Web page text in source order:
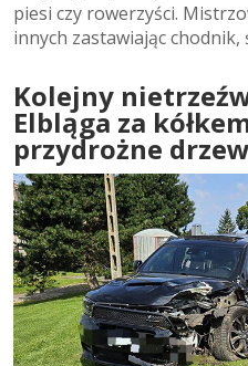
piesi czy rowerzyści.
innych zastawiając chodnik,
Kolejny
Elbląga za
przydrożne